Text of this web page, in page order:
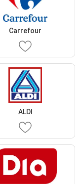
Carrefour
ALDI